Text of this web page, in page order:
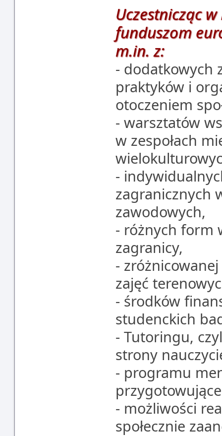
Uczestnicząc
funduszom
m.in. z:
- dodatkowych
praktyków i
otoczeniem
- warsztatów
w zespołach
-
zagranicznych
zawodowych,
- różnych form
zagranicy,
-
zajęć
- środków
studenckich
- Tutoringu,
strony
- programu
- możliwości
społecznie